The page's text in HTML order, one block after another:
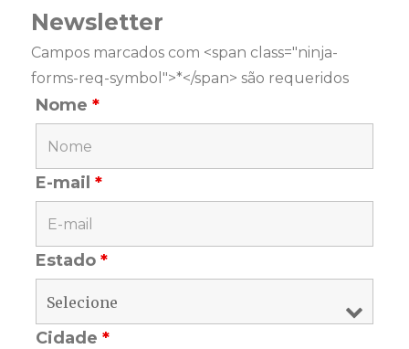
Newsletter
Campos marcados com <span class="ninja-
forms-req-symbol">*</span> são requeridos
Nome*
E-mail*
Estado*
Cidade*